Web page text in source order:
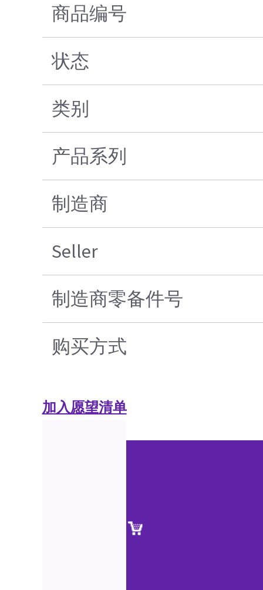
商品编号
状态
类别
产品系列
制造商
Seller
制造商零备件号
购买方式
加入愿望清单